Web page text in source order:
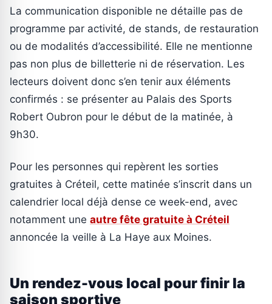
La communication disponible ne détaille pas de
programme par activité, de stands, de restauration
ou de modalités d’accessibilité. Elle ne mentionne
pas non plus de billetterie ni de réservation. Les
lecteurs doivent donc s’en tenir aux éléments
confirmés : se présenter au Palais des Sports
Robert Oubron pour le début de la matinée, à
9h30.
Pour les personnes qui repèrent les sorties
gratuites à Créteil, cette matinée s’inscrit dans un
calendrier local déjà dense ce week-end, avec
notamment une autre fête gratuite à Créteil
annoncée la veille à La Haye aux Moines.
Un rendez-vous local pour finir la
saison sportive